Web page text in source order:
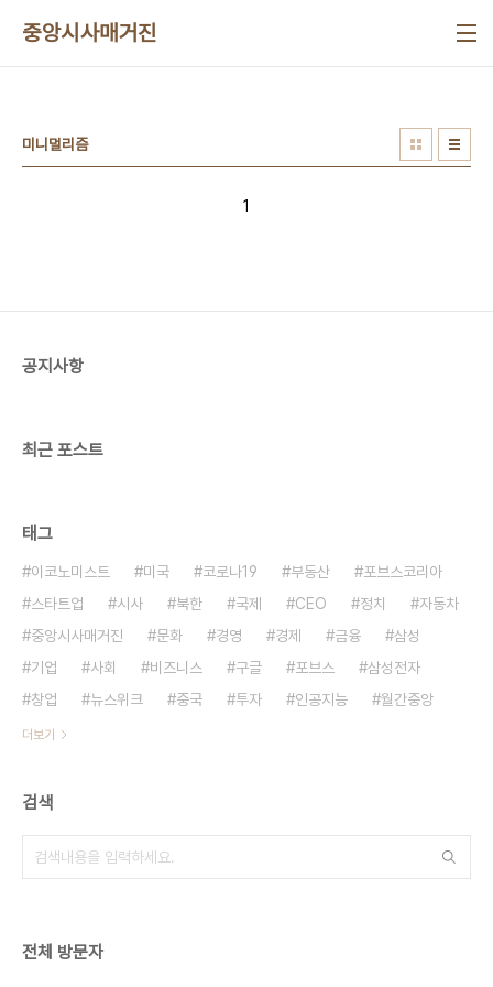
중앙시사매거진
미니멀리즘
1
공지사항
최근 포스트
태그
이코노미스트 미국 코로나19 부동산
포브스코리아
스타트업
시사 북한 국제 CEO 정치
자동차
중앙시사매거진
문화 경영 경제 금융
삼성
기업
사회 비즈니스 구글 포브스
삼성전자
창업
뉴스위크 중국 투자 인공지능 월간중앙
더보기
검색
전체 방문자